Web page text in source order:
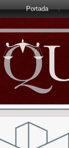
Portada